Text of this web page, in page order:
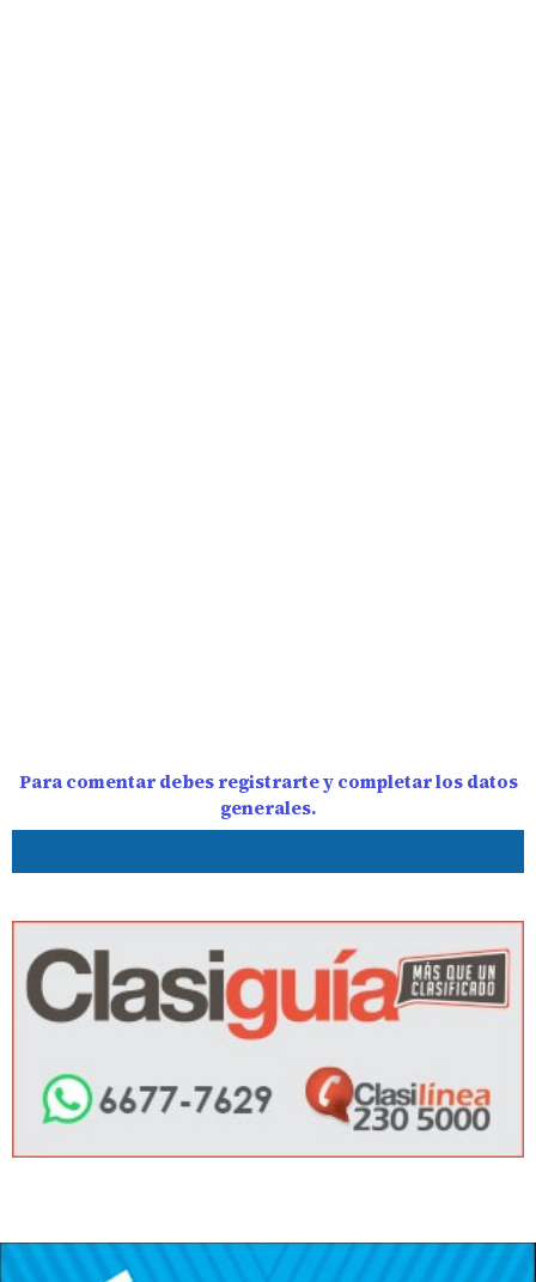
Para comentar debes registrarte y completar los datos
generales.